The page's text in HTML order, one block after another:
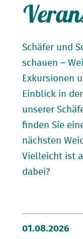
Schäfer und
schauen –
Exkursionen
Einblick in
unserer
finden Sie
nächsten
Vielleicht ist
dabei?
01.08.2026